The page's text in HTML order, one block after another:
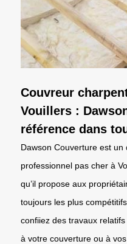
Couvreur
Vouillers :
référence dans
Dawson Couverture est
professionnel pas cher à
qu’il propose aux
toujours les plus
confiiez des travaux
à votre couverture ou à